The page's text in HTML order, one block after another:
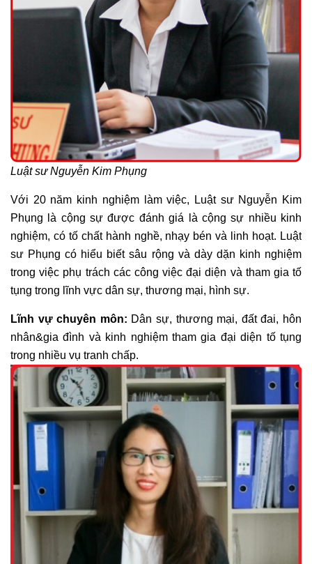
Luật sư Nguyễn Kim Phụng
Với 20 năm kinh nghiệm làm việc, Luật sư Nguyễn Kim
Phụng là cộng sự được đánh giá là cộng sự nhiều kinh
nghiệm, có tố chất hành nghề, nhạy bén và linh hoạt. Luật
sư Phụng có hiểu biết sâu rộng và dày dặn kinh nghiệm
trong việc phụ trách các công việc đại diện và tham gia tố
tụng trong lĩnh vực dân sự, thương mại, hình sự.
Lĩnh vự chuyên môn: Dân sự, thương mại, đất đai, hôn
nhân&gia đình và kinh nghiệm tham gia đại diện tố tụng
trong nhiều vụ tranh chấp.